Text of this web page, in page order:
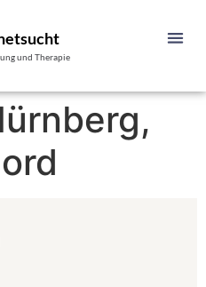
und Therapie